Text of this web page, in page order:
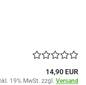
14,90 EUR
19% MwSt. zzgl. Versand